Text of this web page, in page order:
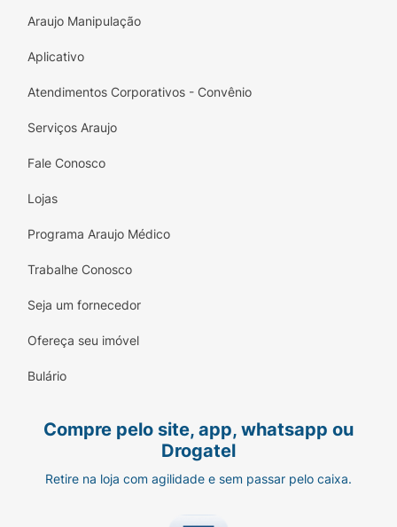
Araujo Manipulação
Aplicativo
Atendimentos Corporativos - Convênio
Serviços Araujo
Fale Conosco
Lojas
Programa Araujo Médico
Trabalhe Conosco
Seja um fornecedor
Ofereça seu imóvel
Bulário
Compre pelo site, app, whatsapp ou
Drogatel
Retire na loja com agilidade e sem passar pelo caixa.